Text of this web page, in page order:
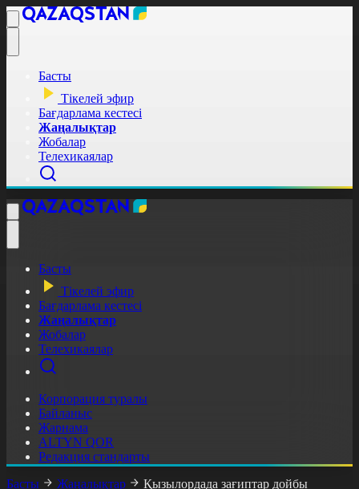
Басты
Тікелей эфир
Бағдарлама кестесі
Жаңалықтар
Жобалар
Телехикаялар
Басты
Тікелей эфир
Бағдарлама кестесі
Жаңалықтар
Жобалар
Телехикаялар
Корпорация туралы
Байланыс
Жарнама
ALTYN QOR
Редакция стандарты
Басты
Жаңалықтар
Қызылордада зағиптар дойбы